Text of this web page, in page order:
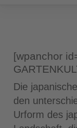
[wpanchor
Die
den
Urform des